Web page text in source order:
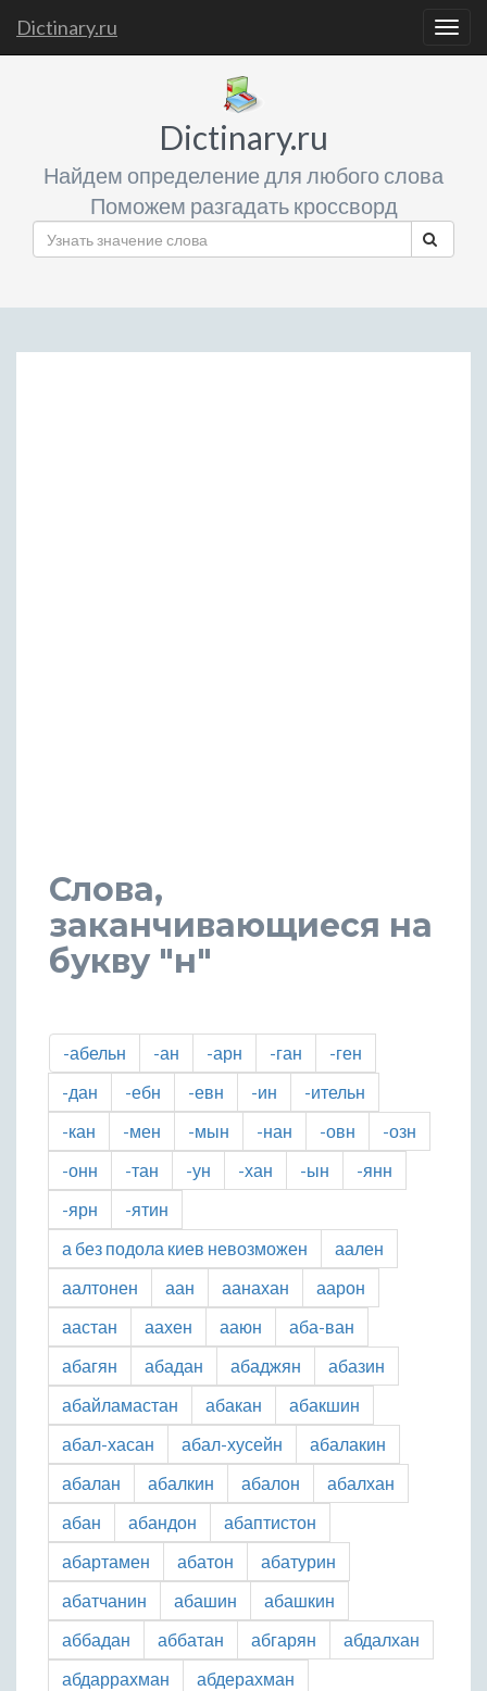
Dictinary.ru
Dictinary.ru
Найдем определение для любого слова
Поможем разгадать кроссворд
Слова,
заканчивающиеся на
букву "н"
-абельн -ан -арн -ган
-ген
-дан
-ебн -евн -ин
-ительн
-кан
-мен -мын -нан -овн
-озн
-онн
-тан -ун -хан -ын
-янн
-ярн
-ятин
а без подола киев невозможен
аален
аалтонен
аан аанахан
аарон
аастан
аахен ааюн
аба-ван
абагян
абадан абаджян
абазин
абайламастан
абакан
абакшин
абал-хасан
абал-хусейн
абалакин
абалан
абалкин абалон
абалхан
абан
абандон
абаптистон
абартамен
абатон
абатурин
абатчанин
абашин
абашкин
аббадан
аббатан абгарян
абдалхан
абдаррахман
абдерахман